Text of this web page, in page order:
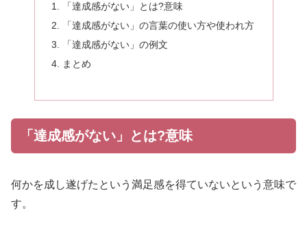
「達成感がない」とは?意味
「達成感がない」の言葉の使い方や使われ方
「達成感がない」の例文
まとめ
「達成感がない」とは?意味
何かを成し遂げたという満足感を得ていないという意味で
す。